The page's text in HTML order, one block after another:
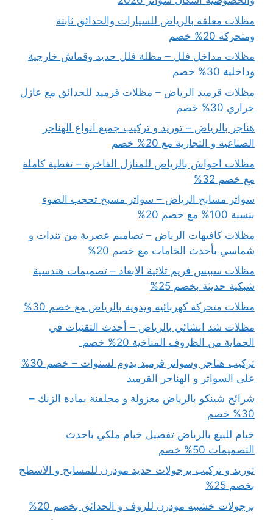
مظلات معلقة بالرياض للسيارات والحدائق ثابتة
ومتحركة 20% خصم
مظلات مداخل فلل – مظلة فلل حديد وقماش خارجية
وداخلية 30% خصم
مظلات قرميد الرياض – مظلات قرميد للحدائق مع عازل
حراري 30% خصم
هناجر بالرياض – توريد و تركيب جميع انواع الهناجر
الصناعية و التجارية مع 20% خصم
مظلات احواش بالرياض للمنازل الفاخرة – تغطية كاملة
مع خصم 32%
سواتر مسابح الرياض – سواتر مسبح تحجب الضوء
بنسبة 100% مع خصم 20%
مظلات كافيهات الرياض – تصاميم عصرية من تندات و
شماسي بأحدث الخامات مع خصم 20%
مظلات سبيس فريم ثلاثية الابعاد – تصميمات هندسية
شبكية حديثة بخصم 25%
مظلات متحركة كهربائية ويدوية بالرياض مع خصم 30%
مظلات شد انشائي بالرياض – أحدث التقنيات في
الحماية من الظروف المناخية 20% خصم
تركيب هناجر وسواتر قرميد يدوم لسنوات – خصم 30%
على السواتر و الهناجر القرميد
شرائح شينكو بالرياض معزولة و مجلفنة بمادة الزنك –
30% خصم
خيام للبيع بالرياض تفصيل خيام ملكي باحدث
التصميمات 50% خصم
توريد و تركيب برجولات حديد مودرن للمسابح و الاسطح
بخصم 25%
برجولات خشبية مودرن للروف و الحدائق بخصم 20%